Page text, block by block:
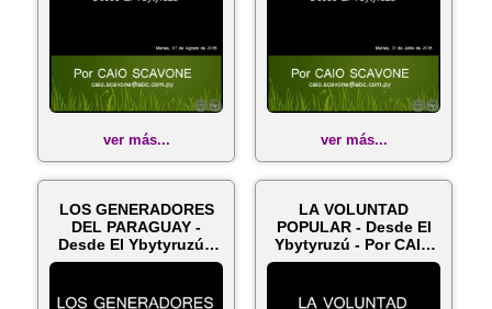
ver más... ver más...
LOS GENERADORES
DEL PARAGUAY -
Desde El Ybytyruzú -
Por CAIO SCAV...
LA VOLUNTAD
POPULAR - Desde El
Ybytyruzú - Por CAIO
SCAVONE - Mar...